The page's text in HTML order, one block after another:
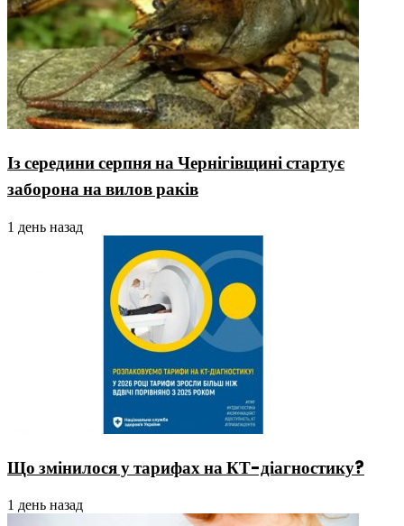
Із середини серпня на Чернігівщині стартує
заборона на вилов раків
1 день назад
Що змінилося у тарифах на КТ-діагностику?
1 день назад